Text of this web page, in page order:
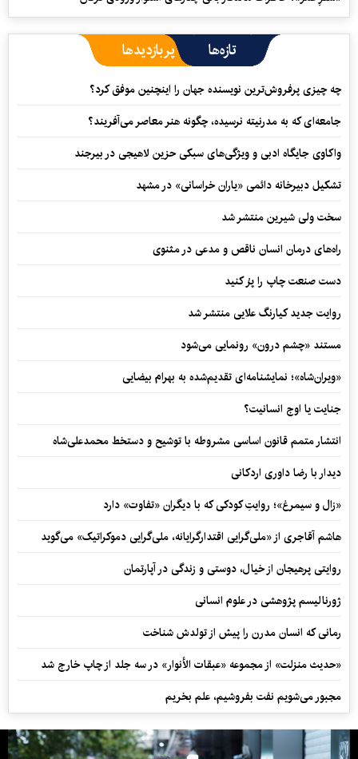
تازه‌ها پربازدیدها
چه چیزی پرفروش‌ترین نویسنده جهان را اینچنین موفق کرد؟
جامعه‌ای که به مدرنیته نرسیده، چگونه هنر معاصر می‌آفریند؟
واکاوی جایگاه ادبی و ویژگی‌های سبکی حزین لاهیجی در بیرجند
تشکیل دبیرخانه دائمی «یاران خراسانی» در مشهد
سخت ولی شیرین منتشر شد
راه‌های درمان انسان ناقص و مدعی در مثنوی
دست صنعت چاپ را پرُ کنید
روایت جدید کیارنگ علایی منتشر شد
مستند «چشم درون» رونمایی می‌شود
«ویران‌شاه»؛ نمایشنامه‌ای تقدیم‌شده به بهرام بیضایی
جنایت یا اوج انسانیت؟
انتشار متمم قانون اساسی مشروطه با توشیح و دستخط محمدعلی‌شاه
دیدار با رضا داوری اردکانی
«زال و سیمرغ»؛ روایتِ کودکی که با دیگران «تفاوت» دارد
هاشم آقاجری از «ملی‌گرایی اقتدارگرایانه، ملی‌گرایی دموکراتیک» می‌گوید
روایتی پرهیجان از خیال، دوستی و زندگی در آپارتمان
ژورنالیسم پژوهشی در علوم انسانی
رمانی که انسان مدرن را پیش از تولدش شناخت
«حدیث منزلت» از مجموعه «عبقات الأنوار» در سه جلد از چاپ خارج شد
مجبور می‌شویم نفت بفروشیم، علم بخریم